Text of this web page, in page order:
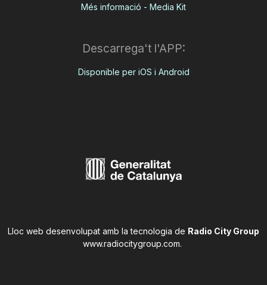
Més informació - Media Kit
Descarrega't l'APP:
Disponible per iOS i Android
Lloc web desenvolupat amb la tecnologia de Radio City Group
www.radiocitygroup.com.